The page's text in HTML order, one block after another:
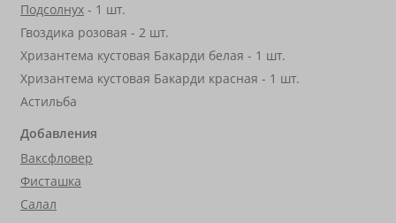
Подсолнух - 1 шт.
Гвоздика розовая - 2 шт.
Хризантема кустовая Бакарди белая - 1 шт.
Хризантема кустовая Бакарди красная - 1 шт.
Астильба
Добавления
Ваксфловер
Фисташка
Салал